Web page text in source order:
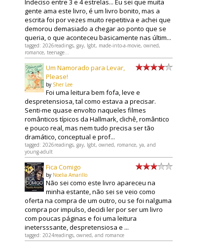
Indeciso entre 3 e 4 estrelas... Eu sei que muita
gente ama este livro, é um livro bonito, mas a
escrita foi por vezes muito repetitiva e achei que
demorou demasiado a chegar ao ponto que se
queria, o que aconteceu basicamente nas últim...
tagged: 2026readings, gay, lgbt, made-into-a-movie, owned,
romance, teenage...
Um Namorado para Levar,
Please!
by Sher Lee
Foi uma leitura bem fofa, leve e
despretensiosa, tal como estava a precisar.
Senti-me quase envolto naqueles filmes
românticos típicos da Hallmark, clichê, romântico
e pouco real, mas nem tudo precisa ser tão
dramático, conceptual e prof...
tagged: 2026readings, gay, lgbt, owned, romance, ya, and
young-adult
Fica Comigo
by Noelia Amarillo
Não sei como este livro apareceu na
minha estante, não sei se veio como
oferta na compra de um outro, ou se foi nalguma
compra por impulso, decidi ler por ser um livro
com poucas páginas e foi uma leitura
inetersssante, despretensiosa e ...
tagged: 2024readings, owned, and romance